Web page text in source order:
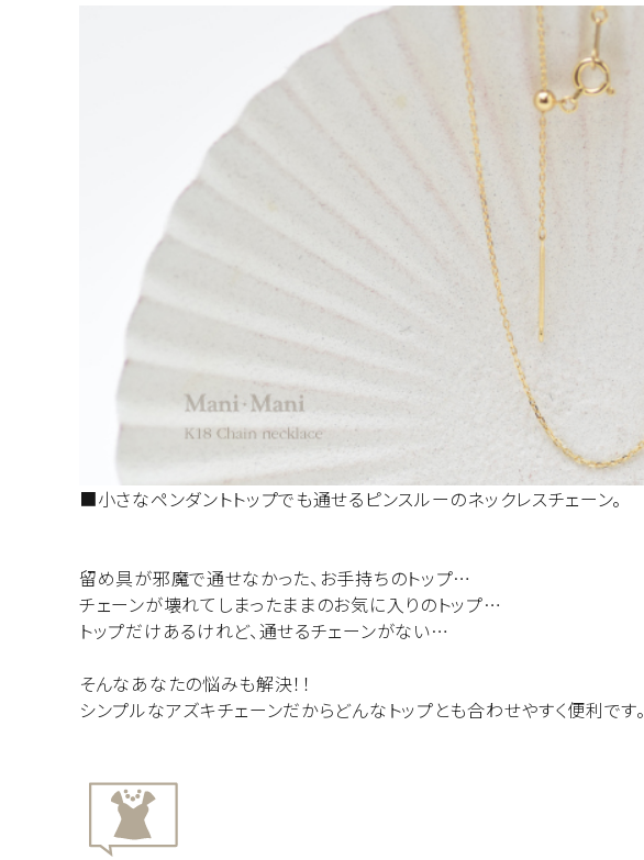
■小さなペンダントトップでも通せるピンスルーのネックレスチェーン。
留め具が邪魔で通せなかった、お手持ちのトップ…
チェーンが壊れてしまったままのお気に入りのトップ…
トップだけあるけれど、通せるチェーンがない…
そんなあなたの悩みも解決！！
シンプルなアズキチェーンだからどんなトップとも合わせやすく便利です。